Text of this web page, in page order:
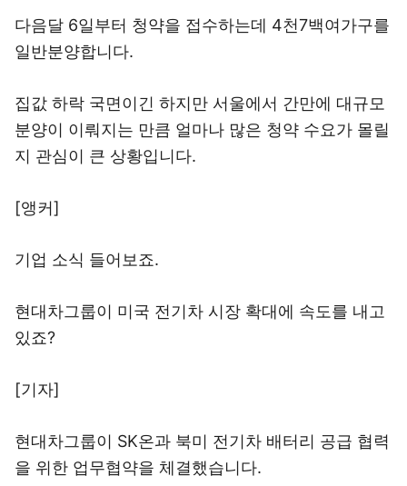
다음달 6일부터 청약을 접수하는데 4천7백여가구를
일반분양합니다.
집값 하락 국면이긴 하지만 서울에서 간만에 대규모
분양이 이뤄지는 만큼 얼마나 많은 청약 수요가 몰릴
지 관심이 큰 상황입니다.
[앵커]
기업 소식 들어보죠.
현대차그룹이 미국 전기차 시장 확대에 속도를 내고
있죠?
[기자]
현대차그룹이 SK온과 북미 전기차 배터리 공급 협력
을 위한 업무협약을 체결했습니다.